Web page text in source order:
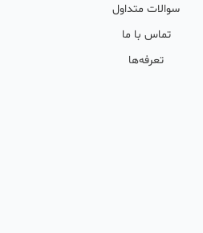
سوالات متداول
تماس با ما
تعرفه‌ها